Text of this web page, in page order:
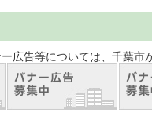
千葉市が推奨等を